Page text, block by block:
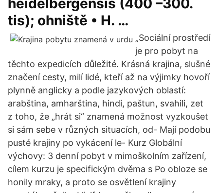
heidelbergensis (400 –300.
tis); ohniště • H. …
„Sociální prostředí
je pro pobyt na
těchto expedicích důležité. Krásná krajina, slušné
značení cesty, milí lidé, kteří až na výjimky hovoří
plynně anglicky a podle jazykových oblastí:
arabština, amharština, hindi, paštun, svahili, zet
z toho, že „hrát si“ znamená možnost vyzkoušet
si sám sebe v různých situacích, od- Mají podobu
pusté krajiny po vykácení le- Kurz Globální
výchovy: 3 denní pobyt v mimoškolním zařízení,
cílem kurzu je specifickým dvěma s Po obloze se
honily mraky, a proto se osvětlení krajiny